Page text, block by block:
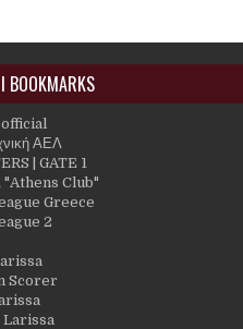
BOOKMARKS
ΑΕΛ
| GATE 1
Club"
Greece
2
Scorer